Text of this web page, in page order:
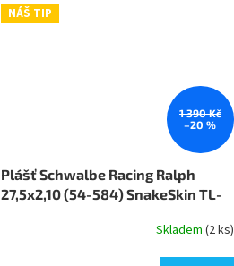
NÁŠ TIP
1 390 Kč
–20 %
Plášť Schwalbe Racing Ralph
27,5x2,10 (54-584) SnakeSkin TL-
Skladem (2 ks)